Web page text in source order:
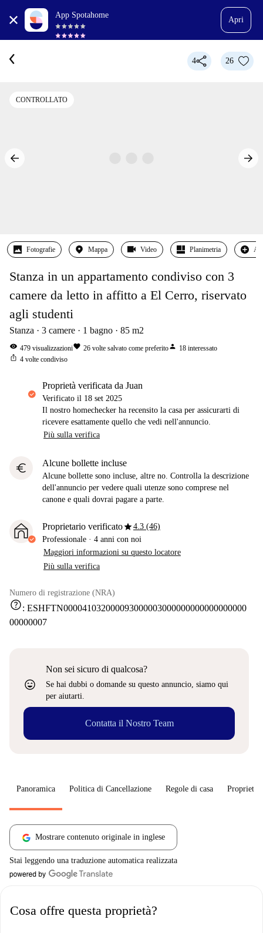
App Spotahome
Apri
4 26
CONTROLLATO
Fotografie Mappa Video Planimetria
Stanza in un appartamento condiviso con 3
camere da letto in affitto a El Cerro, riservato
agli studenti
Stanza 3 camere 1 bagno 85 m2
visibility 479 visualizzazionifavorite 26 volte salvato come preferitoperson 18 interessato
ios_share 4 volte condiviso
proprietà verificata da Juan
Verificato il 18 set 2025
Il nostro homechecker ha recensito la casa per assicurarti di
ricevere esattamente quello che vedi nell'annuncio.
Più sulla verifica
euro Alcune bollette incluse
Alcune bollette sono incluse, altre no. Controlla la descrizione
dell'annuncio per vedere quali utenze sono comprese nel
canone e quali dovrai pagare a parte.
Proprietario verificatostar4.3 (46)
Professionale · 4 anni con noi
Maggiori informazioni su questo locatore
Più sulla verifica
Numero di registrazione (NRA)
help: ESHFTN000041032000093000003000000000000000000
00000007
sentiment_very_satisfied
Non sei sicuro di qualcosa?
Se hai dubbi o domande su questo annuncio, siamo qui
per aiutarti.
Contatta il Nostro Team
Panoramica Politica di Cancellazione Regole di casa
Mostrare contenuto originale in inglese
Stai leggendo una traduzione automatica realizzata
Cosa offre questa proprietà?